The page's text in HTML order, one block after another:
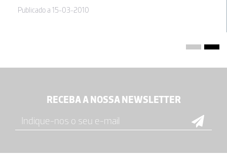
Publicado a 15-03-2010
RECEBA A NOSSA NEWSLETTER